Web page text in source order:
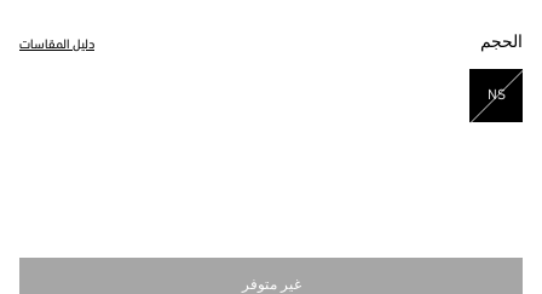
الحجم دليل المقاسات
NS
مختار
غير متوفر